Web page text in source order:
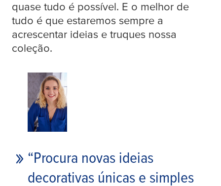
quase tudo é possível. E o melhor de
tudo é que estaremos sempre a
acrescentar ideias e truques nossa
coleção.
“Procura novas ideias
decorativas únicas e simples